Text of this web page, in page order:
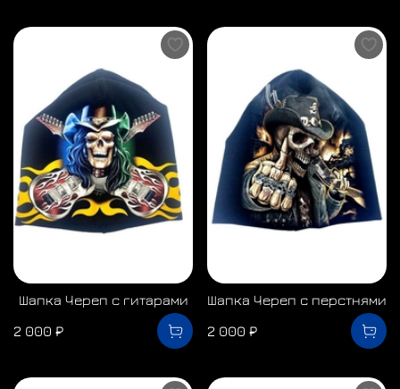
Шапка Череп с гитарами
2 000 ₽
Шапка Череп с перстнями
2 000 ₽